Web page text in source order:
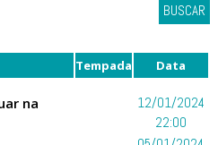
BUSCAR
Tempada Data
na
12/01/2024
22:00